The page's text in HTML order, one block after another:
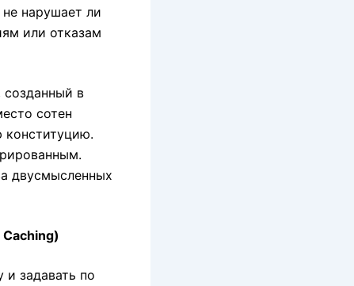
нарушает ли
или отказам
в
сотен
конституцию.
двусмысленных
и задавать по